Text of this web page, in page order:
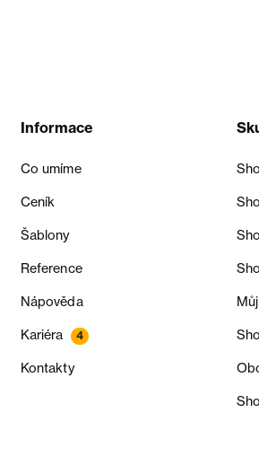
Informace
Co umíme
Ceník
Šablony
Reference
Nápověda
Kariéra 4
Kontakty